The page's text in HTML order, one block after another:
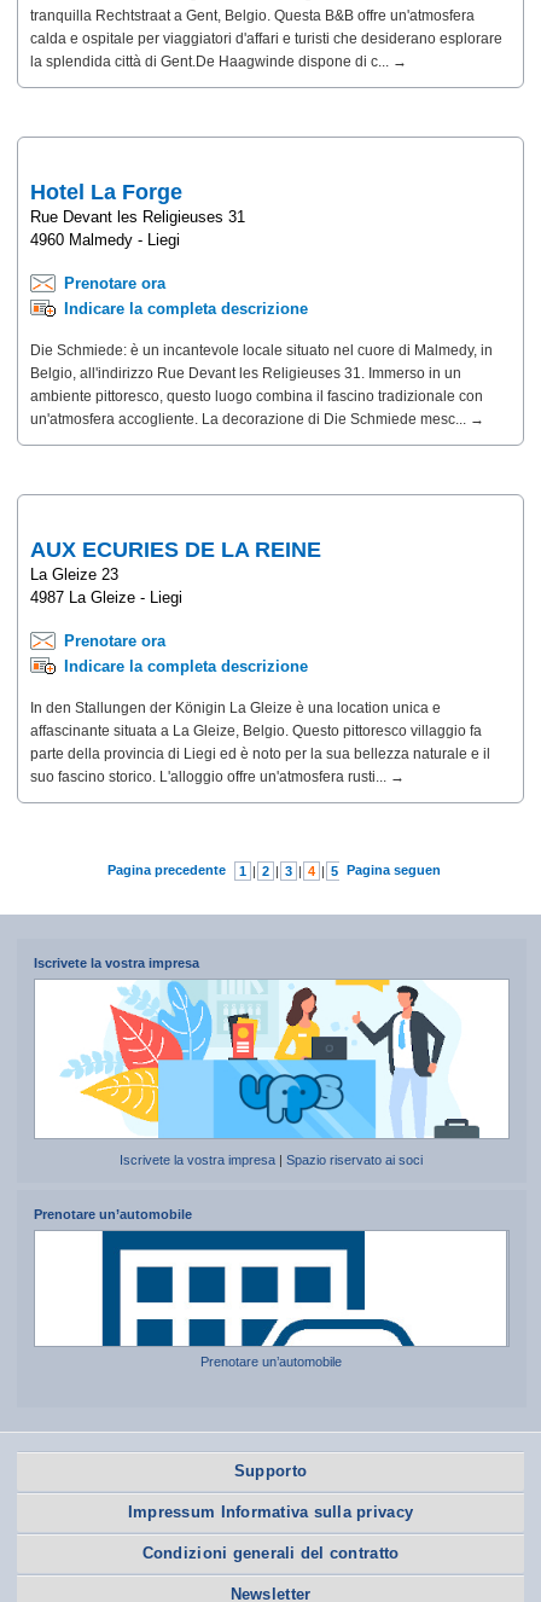
tranquilla Rechtstraat a Gent, Belgio. Questa B&B offre un'atmosfera
calda e ospitale per viaggiatori d'affari e turisti che desiderano esplorare
la splendida città di Gent.De Haagwinde dispone di c... →
Hotel La Forge
Rue Devant les Religieuses 31
4960 Malmedy - Liegi
Prenotare ora
Indicare la completa descrizione
Die Schmiede: è un incantevole locale situato nel cuore di Malmedy, in
Belgio, all'indirizzo Rue Devant les Religieuses 31. Immerso in un
ambiente pittoresco, questo luogo combina il fascino tradizionale con
un'atmosfera accogliente. La decorazione di Die Schmiede mesc... →
AUX ECURIES DE LA REINE
La Gleize 23
4987 La Gleize - Liegi
Prenotare ora
Indicare la completa descrizione
In den Stallungen der Königin La Gleize è una location unica e
affascinante situata a La Gleize, Belgio. Questo pittoresco villaggio fa
parte della provincia di Liegi ed è noto per la sua bellezza naturale e il
suo fascino storico. L'alloggio offre un'atmosfera rusti... →
Pagina precedente 1 2 3 4 5 6 | 7
Pagina seguente
Iscrivete la vostra impresa
Iscrivete la vostra impresa |Spazio riservato ai soci
Prenotare un’automobile
Prenotare un’automobile
Supporto
Impressum Informativa sulla privacy
Condizioni generali del contratto
Newsletter